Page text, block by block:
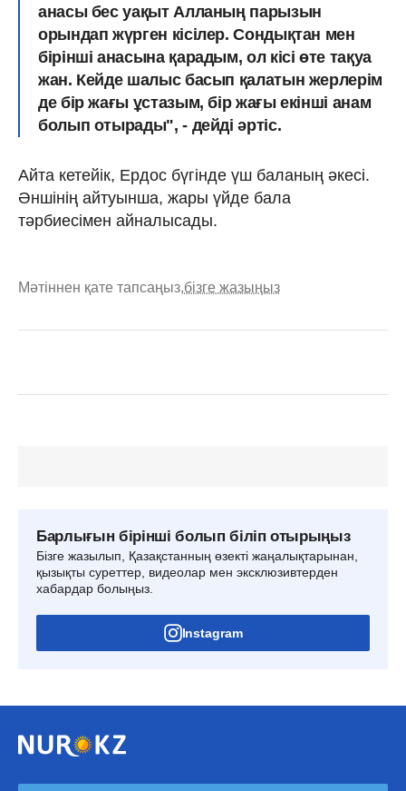
анасы бес уақыт Алланың парызын
орындап жүрген кісілер. Сондықтан мен
бірінші анасына қарадым, ол кісі өте тақуа
жан. Кейде шалыс басып қалатын жерлерім
де бір жағы ұстазым, бір жағы екінші анам
болып отырады", - дейді әртіс.
Айта кетейік, Ердос бүгінде үш баланың әкесі.
Әншінің айтуынша, жары үйде бала
тәрбиесімен айналысады.
Мәтіннен қате тапсаңыз,бізге жазыңыз
Барлығын бірінші болып біліп отырыңыз
Бізге жазылып, Қазақстанның өзекті жаңалықтарынан,
қызықты суреттер, видеолар мен эксклюзивтерден
хабардар болыңыз.
Instagram